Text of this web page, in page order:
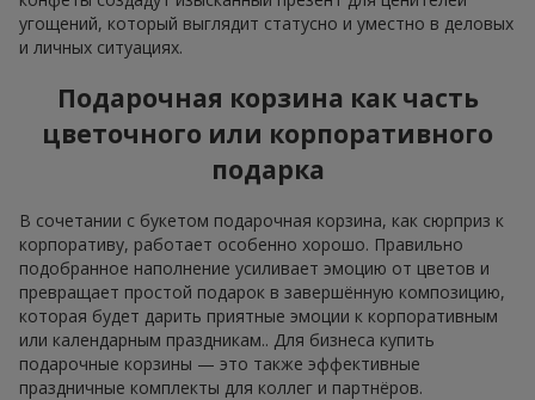
угощений, который выглядит статусно и уместно в деловых
и личных ситуациях.
Подарочная корзина как часть
цветочного или корпоративного
подарка
В сочетании с букетом подарочная корзина, как сюрприз к
корпоративу, работает особенно хорошо. Правильно
подобранное наполнение усиливает эмоцию от цветов и
превращает простой подарок в завершённую композицию,
которая будет дарить приятные эмоции к корпоративным
или календарным праздникам.. Для бизнеса купить
подарочные корзины — это также эффективные
праздничные комплекты для коллег и партнёров.